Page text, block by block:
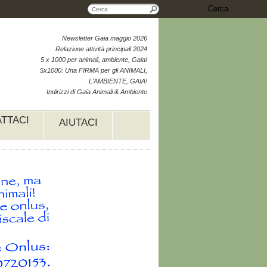
AIUTACI
Cerca
Newsletter Gaia maggio 2026
Relazione attività principali 2024
5 x 1000 per animali, ambiente, Gaia!
5x1000: Una FIRMA per gli ANIMALI,
L'AMBIENTE, GAIA!
Indirizzi di Gaia Animali & Ambiente